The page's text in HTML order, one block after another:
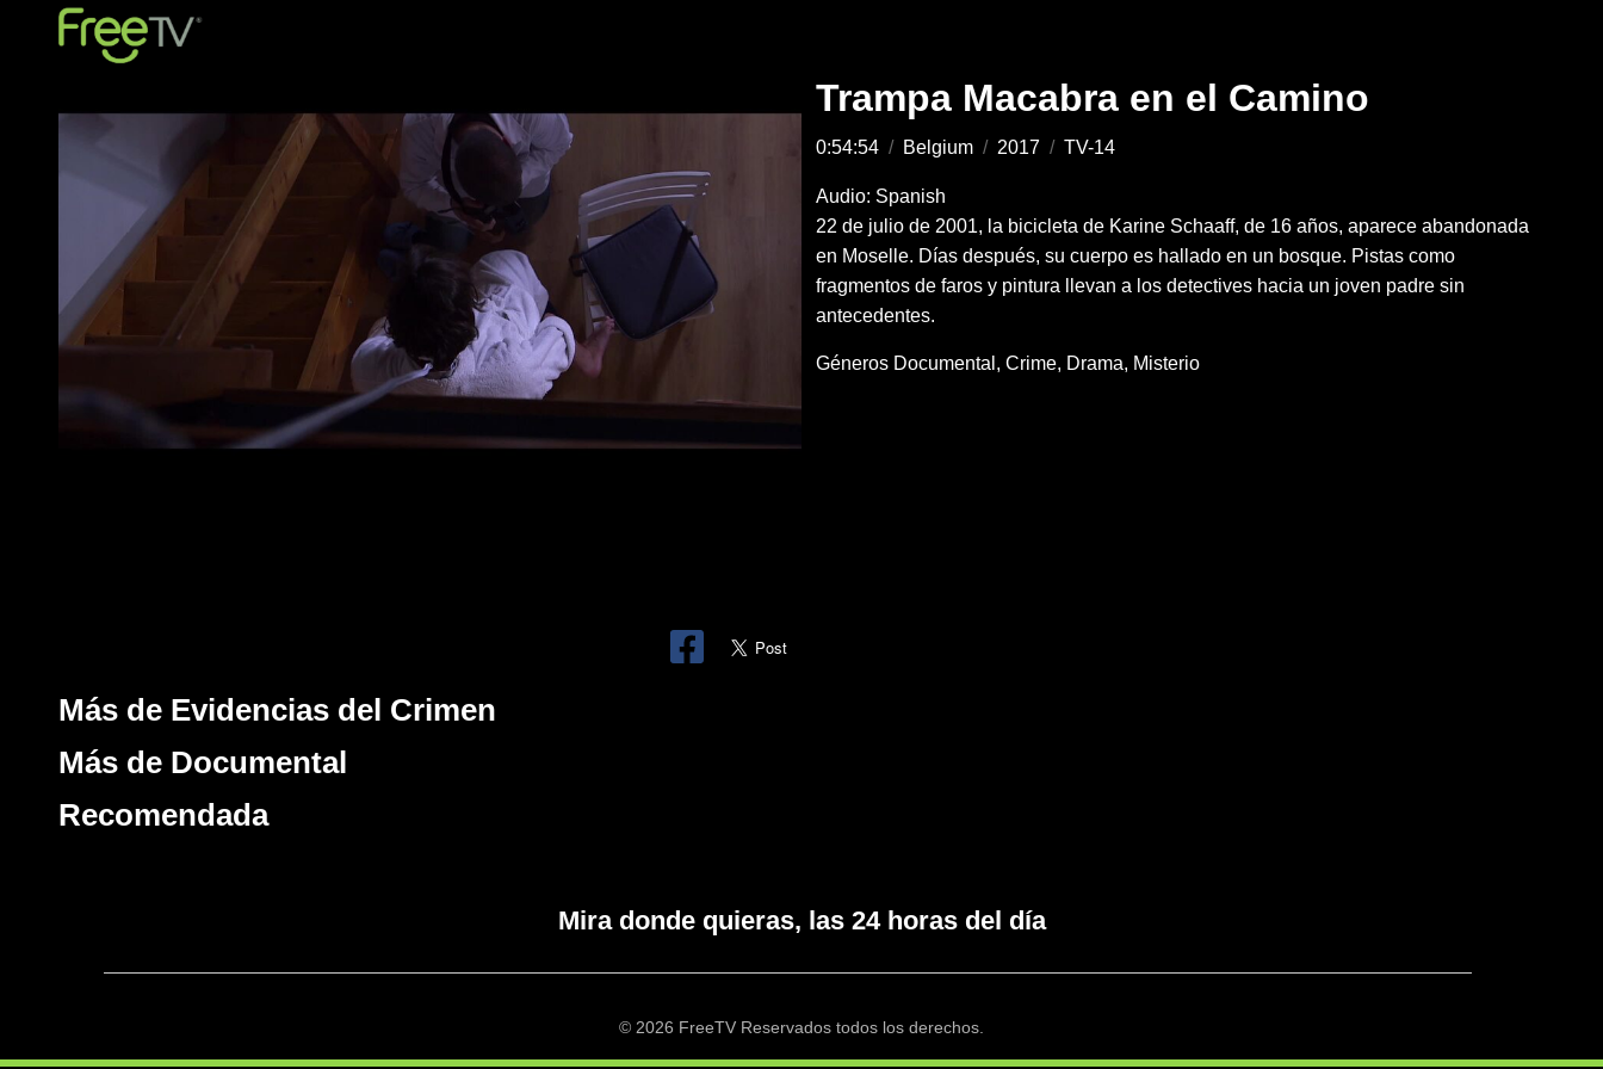
Trampa Macabra en el Camino
0:54:54 / Belgium / 2017 / TV-14
Audio: Spanish
22 de julio de 2001, la bicicleta de Karine Schaaff, de 16 años, aparece abandonada
en Moselle. Días después, su cuerpo es hallado en un bosque. Pistas como
fragmentos de faros y pintura llevan a los detectives hacia un joven padre sin
antecedentes.
Géneros Documental Crime Drama Misterio
Más de Evidencias del Crimen
Más de Documental
Recomendada
Mira donde quieras, las 24 horas del día
© 2026 FreeTV Reservados todos los derechos.